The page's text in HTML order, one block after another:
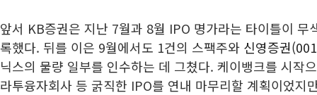
앞서 KB증권은 지난 7월과 8월 IPO 명가라는 타이틀이 무
록했다. 뒤를 이은 9월에서도 1건의 스팩주와 신영증권
닉스의 물량 일부를 인수하는 데 그쳤다. 케이뱅크를 시작
라투융자회사 등 굵직한 IPO를 연내 마무리할 계획이었지